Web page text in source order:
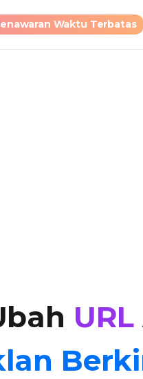
Waktu Terbatas
URL